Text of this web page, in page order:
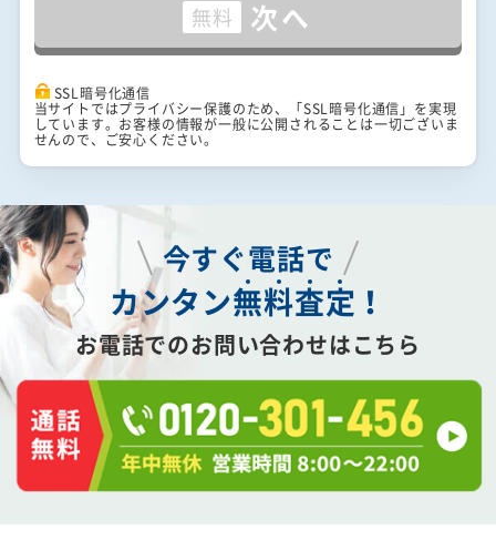
無料 次へ
SSL暗号化通信
当サイトではプライバシー保護のため、「SSL暗号化通信」を実現
しています。お客様の情報が一般に公開されることは一切ございま
せんので、ご安心ください。
今すぐ電話で
カンタン無料査定 ！
お電話でのお問い合わせはこちら